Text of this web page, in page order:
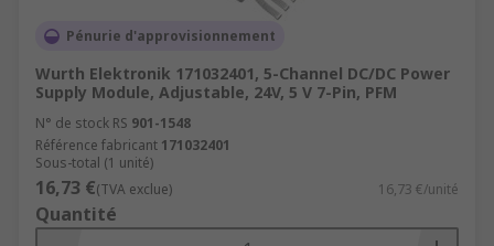
Pénurie d'approvisionnement
Wurth Elektronik 171032401, 5-Channel DC/DC Power
Supply Module, Adjustable, 24V, 5 V 7-Pin, PFM
N° de stock RS 901-1548
Référence fabricant 171032401
Sous-total (1 unité)
16,73 €(TVA exclue) 16,73 €/unité
Quantité